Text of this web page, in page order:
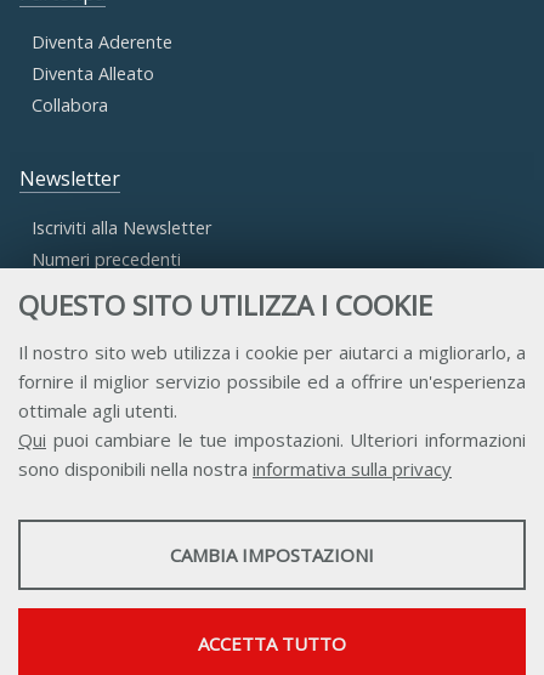
QUESTO SITO UTILIZZA I COOKIE
Il nostro sito web utilizza i cookie per aiutarci a migliorarlo, a
fornire il miglior servizio possibile ed a offrire un'esperienza
ottimale agli utenti.
Qui puoi cambiare le tue impostazioni. Ulteriori informazioni
sono disponibili nella nostra informativa sulla privacy
STATISTICHE
Mostra maggiori informazioni
CAMBIA IMPOSTAZIONI
ACCETTA TUTTO
Diventa Aderente
Diventa Alleato
Collabora
Newsletter
Iscriviti alla Newsletter
Numeri precedenti
Accesso Aderenti
Accesso Consulta
Accesso Team
Contatti Privacy Trasparenza Credits